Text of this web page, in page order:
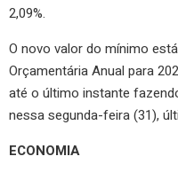
2,09%.
O novo valor do mínimo
Orçamentária Anual para
até o último instante
nessa segunda-feira (31),
ECONOMIA